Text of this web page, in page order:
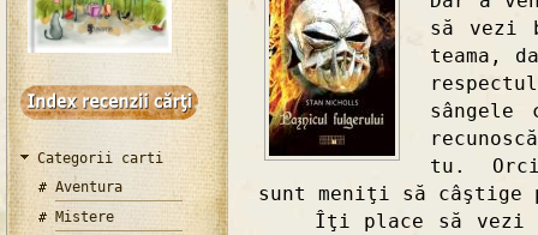
Categorii carti
Aventura
Mistere
să vezi
teama,
tu.
sunt meniţi să câştige
Îţi place să vezi